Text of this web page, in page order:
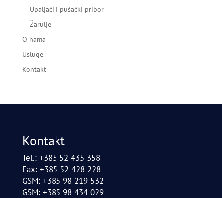
Upaljači i pušački pribor
Žarulje
O nama
Usluge
Kontakt
Kontakt
Tel.: +385 52 435 358
Fax: +385 52 428 228
GSM: +385 98 219 532
GSM: +385 98 434 029